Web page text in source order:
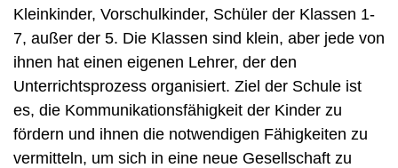
Kleinkinder, Vorschulkinder, Schüler der Klassen 1-
7, außer der 5. Die Klassen sind klein, aber jede von
ihnen hat einen eigenen Lehrer, der den
Unterrichtsprozess organisiert. Ziel der Schule ist
es, die Kommunikationsfähigkeit der Kinder zu
fördern und ihnen die notwendigen Fähigkeiten zu
vermitteln, um sich in eine neue Gesellschaft zu